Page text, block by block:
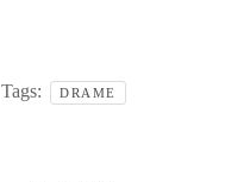
Tags: DRAME